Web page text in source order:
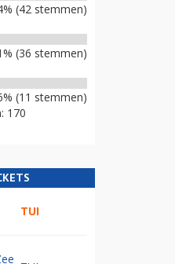
(42 stemmen)
(36 stemmen)
(11 stemmen)
170
TUI